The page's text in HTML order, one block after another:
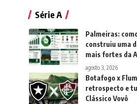
Série A
Palmeiras:
construiu uma
mais fortes da
agosto 3, 2026
Botafogo x
retrospecto e
Clássico Vovô